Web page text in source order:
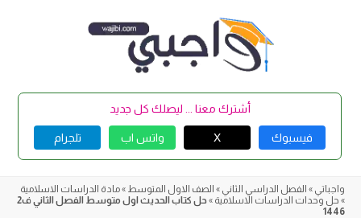
أشترك معنا ... ليصلك كل جديد
فيسبوك X واتس اب تلجرام
واجباتي » الفصل الدراسي الثاني » الصف الاول المتوسط »مادة الدراسات الاسلامية
» حل وحدات الدراسات الاسلامية »
حل كتاب الحديث اول متوسط الفصل الثاني ف2
1446